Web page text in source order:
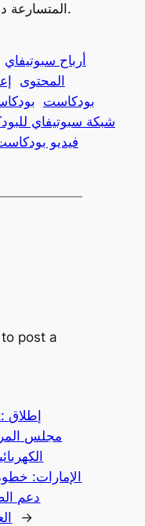
المتسارعة داخل صناعة الصوتيات والمرئيات.
أرباح سبوتيفاي
المحتوى
بودكاست
شبكة سبوتيفاي
فيديو
to post a
إطلاق
مجلس
الإمارات:
دعم
→